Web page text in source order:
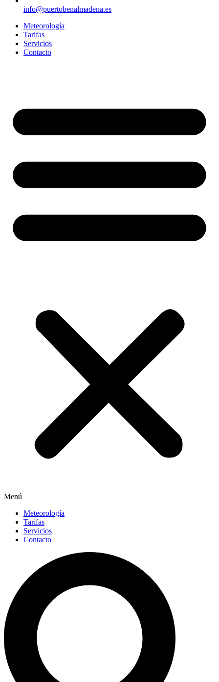
info@puertobenalmadena.es
Meteorología
Tarifas
Servicios
Contacto
Menú
Meteorología
Tarifas
Servicios
Contacto